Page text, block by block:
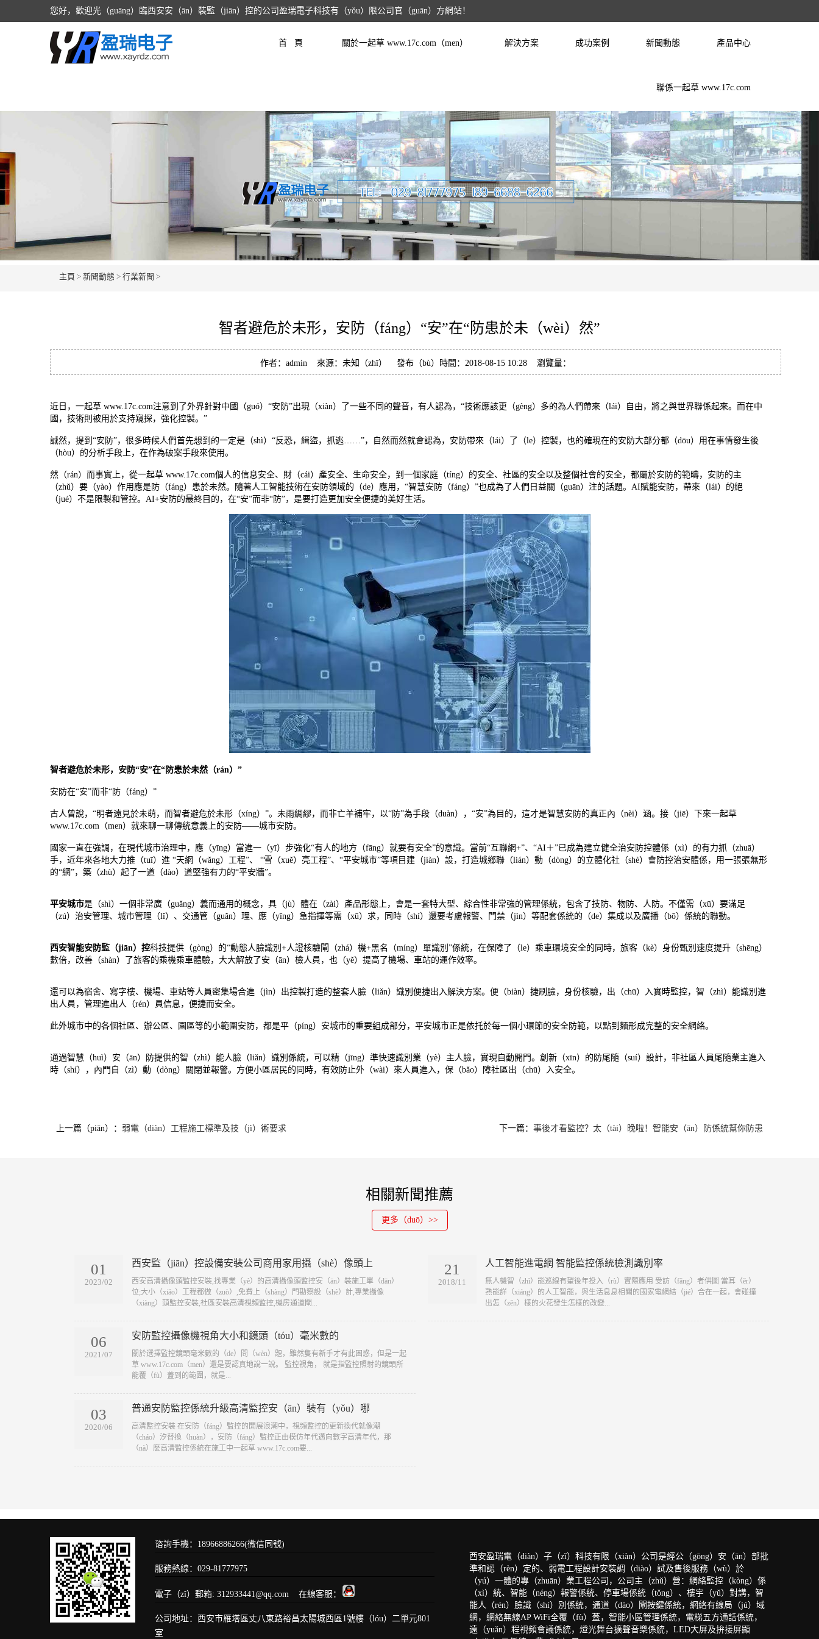
您好，歡迎光（guāng）臨西安安（ān）裝監（jiān）控的公司盈瑞電子科技有（yǒu）限公司官（guān）方網站！
首 頁 關於一起草 www.17c.com（men） 解決方案 成功案例 新聞動態 產品中心
聯係一起草 www.17c.com
主頁 > 新聞動態 > 行業新聞 >
智者避危於未形，安防（fáng）“安”在“防患於未（wèi）然”
作者：admin 來源：未知（zhī） 發布（bù）時間：2018-08-15 10:28 瀏覽量：
近日，一起草 www.17c.com注意到了外界針對中國（guó）“安防”出現（xiàn）了一些不同的聲音，有人認為，“技術應該更（gèng）多的為人們帶來（lái）自由，將之與世界聯係起來。而在中
國，技術則被用於支持窺探，強化控製。”
誠然，提到“安防”，很多時候人們首先想到的一定是（shì）“反恐，緝盜，抓逃……”，自然而然就會認為，安防帶來（lái）了（le）控製，也的確現在的安防大部分都（dōu）用在事情發生後
（hòu）的分析手段上，在作為破案手段來使用。
然（rán）而事實上，從一起草 www.17c.com個人的信息安全、財（cái）產安全、生命安全，到一個家庭（tíng）的安全、社區的安全以及整個社會的安全，都屬於安防的範疇，安防的主
（zhǔ）要（yào）作用應是防（fáng）患於未然。隨著人工智能技術在安防領域的（de）應用，“智慧安防（fáng）”也成為了人們日益關（guān）注的話題。AI賦能安防，帶來（lái）的絕
（jué）不是限製和管控。AI+安防的最終目的，在“安”而非“防”，是要打造更加安全便捷的美好生活。
智者避危於未形，安防“安”在“防患於未然（rán）”
安防在“安”而非“防（fáng）”
古人曾說，“明者遠見於未萌，而智者避危於未形（xíng）”。未雨綢繆，而非亡羊補牢，以“防”為手段（duàn），“安”為目的，這才是智慧安防的真正內（nèi）涵。接（jiē）下來一起草
www.17c.com（men）就來聊一聊傳統意義上的安防——城市安防。
國家一直在強調，在現代城市治理中，應（yīng）當進一（yī）步強化“有人的地方（fāng）就要有安全”的意識。當前“互聯網+”、“AI＋”已成為建立健全治安防控體係（xì）的有力抓（zhuā）
手，近年來各地大力推（tuī）進 “天網（wǎng）工程”、 “雪（xuě）亮工程”、“平安城市”等項目建（jiàn）設，打造城鄉聯（lián）動（dòng）的立體化社（shè）會防控治安體係，用一張張無形
的“網”，築（zhù）起了一道（dào）道堅強有力的“平安牆”。
平安城市是（shì）一個非常廣（guǎng）義而通用的概念，具（jù）體在（zài）產品形態上，會是一套特大型、綜合性非常強的管理係統，包含了技防、物防、人防。不僅需（xū）要滿足
（zú）治安管理、城市管理（lǐ）、交通管（guǎn）理、應（yīng）急指揮等需（xū）求，同時（shí）還要考慮報警、門禁（jìn）等配套係統的（de）集成以及廣播（bō）係統的聯動。
西安智能安防監（jiān）控科技提供（gòng）的“動態人臉識別+人證核驗閘（zhá）機+黑名（míng）單識別”係統，在保障了（le）乘車環境安全的同時，旅客（kè）身份甄別速度提升（shēng）
數倍，改善（shàn）了旅客的乘機乘車體驗，大大解放了安（ān）檢人員，也（yě）提高了機場、車站的運作效率。
還可以為宿舍、寫字樓、機場、車站等人員密集場合進（jìn）出控製打造的整套人臉（liǎn）識別便捷出入解決方案。便（biàn）捷刷臉，身份核驗，出（chū）入實時監控，智（zhì）能識別進
出人員，管理進出人（rén）員信息，便捷而安全。
此外城市中的各個社區、辦公區、園區等的小範圍安防，都是平（píng）安城市的重要組成部分，平安城市正是依托於每一個小環節的安全防範，以點到麵形成完整的安全網絡。
通過智慧（huì）安（ān）防提供的智（zhì）能人臉（liǎn）識別係統，可以精（jīng）準快速識別業（yè）主人臉，實現自動開門。創新（xīn）的防尾隨（suí）設計，非社區人員尾隨業主進入
時（shí），內門自（zì）動（dòng）關閉並報警。方便小區居民的同時，有效防止外（wài）來人員進入，保（bǎo）障社區出（chū）入安全。
上一篇（piān）： 弱電（diàn）工程施工標準及技（jì）術要求 下一篇： 事後才看監控？太（tài）晚啦！智能安（ān）防係統幫你防患
相關新聞推薦
更多（duō）>>
01
2023/02
西安監（jiān）控設備安裝公司商用家用攝（shè）像頭上
​西安高清攝像頭監控安裝,找專業（yè）的高清攝像頭監控安（ān）裝施工單（dān）
位;大小（xiǎo）工程都做（zuò）,免費上（shàng）門勘察設（shè）計,專業攝像
（xiàng）頭監控安裝,社區安裝高清視頻監控,機房通道閘...
06
2021/07
安防監控攝像機視角大小和鏡頭（tóu）毫米數的
​關於選擇監控鏡頭毫米數的（de）問（wèn）題，雖然隻有新手才有此困惑，但是一起
草 www.17c.com（men）還是要認真地說一說。 監控視角， 就是指監控照射的鏡頭所
能覆（fù）蓋到的範圍，就是...
03
2020/06
普通安防監控係統升級高清監控安（ān）裝有（yǒu）哪
​高清監控安裝 在安防（fáng）監控的開展浪潮中，視頻監控的更新換代就像潮
（cháo）汐替換（huàn），安防（fáng）監控正由模仿年代邁向數字高清年代，那
（nà）麽高清監控係統在施工中一起草 www.17c.com要...
21
2018/11
人工智能進電網 智能監控係統檢測識別率
​無人機智（zhì）能巡線有望後年投入（rù）實際應用 受訪（fǎng）者供圖 當耳（ěr）
熟能詳（xiáng）的人工智能，與生活息息相關的國家電網結（jié）合在一起，會碰撞
出怎（zěn）樣的火花發生怎樣的改變...
谘詢手機：18966886266(微信同號)
服務熱線：029-81777975
電子（zǐ）郵箱: 312933441@qq.com 在線客服：
公司地址：西安市雁塔區丈八東路裕昌太陽城西區1號樓（lóu）二單元801
室
西安盈瑞電（diàn）子（zǐ）科技有限（xiàn）公司是經公（gōng）安（ān）部批
準和認（rèn）定的、弱電工程設計安裝調（diào）試及售後服務（wù）於
（yú）一體的專（zhuān）業工程公司，公司主（zhǔ）營：網絡監控（kòng）係
（xì）統、智能（néng）報警係統、停車場係統（tǒng）、樓宇（yǔ）對講，智
能人（rén）臉識（shí）別係統，通道（dào）閘按鍵係統，網絡有線局（jú）域
網，網絡無線AP WiFi全覆（fù）蓋，智能小區管理係統，電梯五方通話係統，
遠（yuǎn）程視頻會議係統，燈光舞台擴聲音樂係統，LED大屏及拚接屏顯